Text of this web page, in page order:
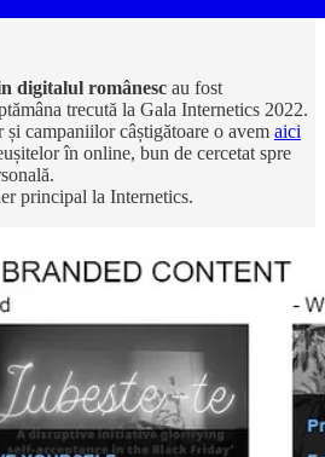
digitalul românesc au fost
trecută la Gala Internetics 2022.
campaniilor câștigătoare o avem aici
în online, bun de cercetat spre
principal la Internetics.